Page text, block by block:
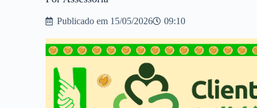
Publicado em 15/05/2026 09:10